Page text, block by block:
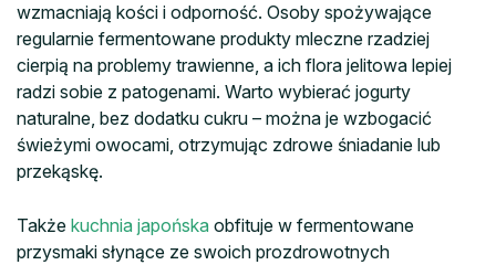
wzmacniają kości i odporność. Osoby spożywające
regularnie fermentowane produkty mleczne rzadziej
cierpią na problemy trawienne, a ich flora jelitowa lepiej
radzi sobie z patogenami. Warto wybierać jogurty
naturalne, bez dodatku cukru – można je wzbogacić
świeżymi owocami, otrzymując zdrowe śniadanie lub
przekąskę.
Także kuchnia japońska obfituje w fermentowane
przysmaki słynące ze swoich prozdrowotnych